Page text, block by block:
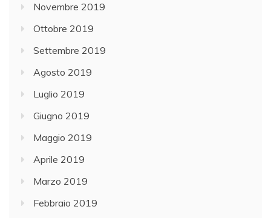
Novembre 2019
Ottobre 2019
Settembre 2019
Agosto 2019
Luglio 2019
Giugno 2019
Maggio 2019
Aprile 2019
Marzo 2019
Febbraio 2019